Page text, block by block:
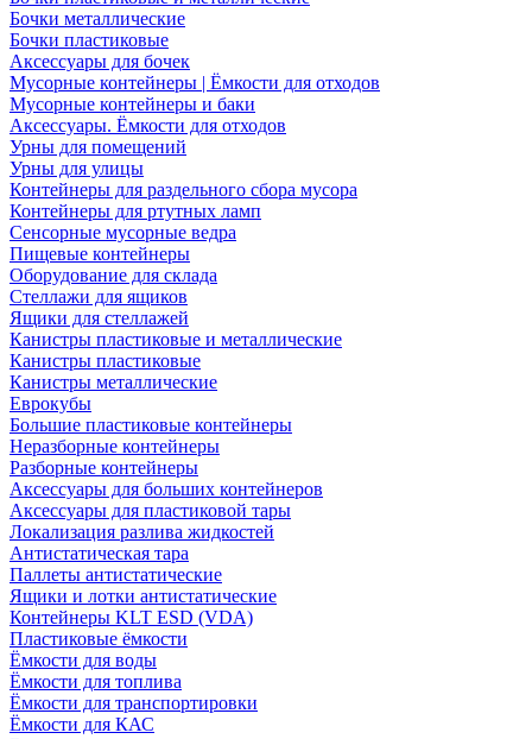
Бочки металлические
Бочки пластиковые
Аксессуары для бочек
Мусорные контейнеры | Ёмкости для отходов
Мусорные контейнеры и баки
Аксессуары. Ёмкости для отходов
Урны для помещений
Урны для улицы
Контейнеры для раздельного сбора мусора
Контейнеры для ртутных ламп
Сенсорные мусорные ведра
Пищевые контейнеры
Оборудование для склада
Стеллажи для ящиков
Ящики для стеллажей
Канистры пластиковые и металлические
Канистры пластиковые
Канистры металлические
Еврокубы
Большие пластиковые контейнеры
Неразборные контейнеры
Разборные контейнеры
Аксессуары для больших контейнеров
Аксессуары для пластиковой тары
Локализация разлива жидкостей
Антистатическая тара
Паллеты антистатические
Ящики и лотки антистатические
Контейнеры KLT ESD (VDA)
Пластиковые ёмкости
Ёмкости для воды
Ёмкости для топлива
Ёмкости для транспортировки
Ёмкости для КАС